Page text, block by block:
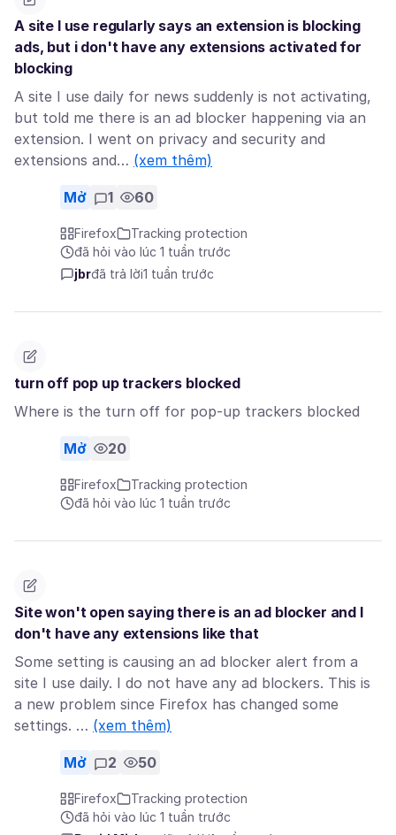
A site I use regularly says an extension is blocking
ads, but i don't have any extensions activated for
blocking
A site I use daily for news suddenly is not activating,
but told me there is an ad blocker happening via an
extension. I went on privacy and security and
extensions and… (xem thêm)
Mở 1 60
Firefox
Tracking protection
đã hỏi vào lúc 1 tuần trước
jbrđã trả lời1 tuần trước
turn off pop up trackers blocked
Where is the turn off for pop-up trackers blocked
Mở 20
Firefox
Tracking protection
đã hỏi vào lúc 1 tuần trước
Site won't open saying there is an ad blocker and I
don't have any extensions like that
Some setting is causing an ad blocker alert from a
site I use daily. I do not have any ad blockers. This is
a new problem since Firefox has changed some
settings. … (xem thêm)
Mở 2 50
Firefox
Tracking protection
đã hỏi vào lúc 1 tuần trước